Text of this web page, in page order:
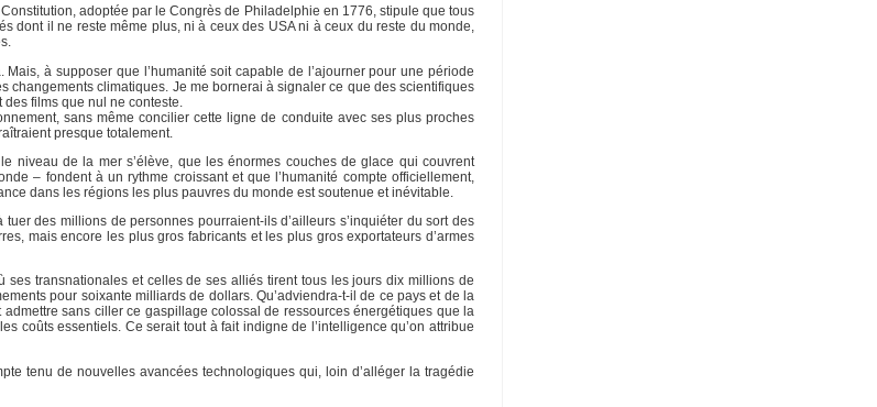
adoptée par le Congrès de Philadelphie en 1776, stipule que tous
dont il ne reste même plus, ni à ceux des USA ni à ceux du reste du monde,
à supposer que l’humanité soit capable de l’ajourner pour une période
changements climatiques. Je me bornerai à signaler ce que des scientifiques
films que nul ne conteste.
sans même concilier cette ligne de conduite avec ses plus proches
presque totalement.
niveau de la mer s’élève, que les énormes couches de glace qui couvrent
– fondent à un rythme croissant et que l’humanité compte officiellement,
dans les régions les plus pauvres du monde est soutenue et inévitable.
des millions de personnes pourraient-ils d’ailleurs s’inquiéter du sort des
mais encore les plus gros fabricants et les plus gros exportateurs d’armes
ses transnationales et celles de ses alliés tirent tous les jours dix millions de
pour soixante milliards de dollars. Qu’adviendra-t-il de ce pays et de la
sans ciller ce gaspillage colossal de ressources énergétiques que la
coûts essentiels. Ce serait tout à fait indigne de l’intelligence qu’on attribue
tenu de nouvelles avancées technologiques qui, loin d’alléger la tragédie